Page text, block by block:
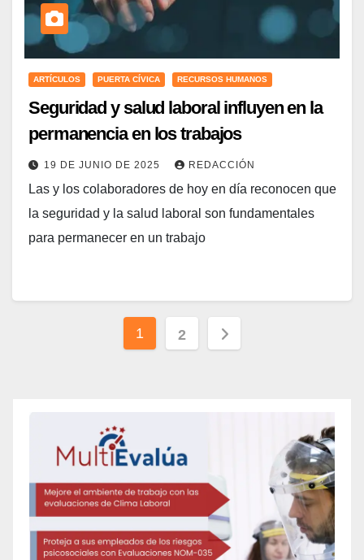
ARTÍCULOS PUERTA CÍVICA RECURSOS HUMANOS
Seguridad y salud laboral influyen en la
permanencia en los trabajos
19 DE JUNIO DE 2025 REDACCIÓN
Las y los colaboradores de hoy en día reconocen que
la seguridad y la salud laboral son fundamentales
para permanecer en un trabajo
Paginación
1 2